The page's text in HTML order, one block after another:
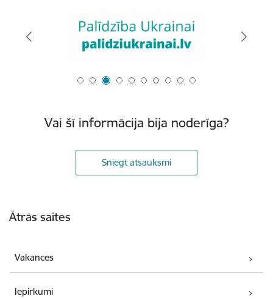
Vai šī informācija bija noderīga?
Sniegt atsauksmi
Ātrās saites
Vakances
Iepirkumi